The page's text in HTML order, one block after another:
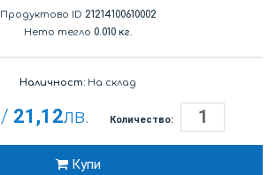
Продуктово ID 21214100610002
Нето тегло 0.010 кг.
Наличност: На склад
/ 21,12лв. Количество:
Купи